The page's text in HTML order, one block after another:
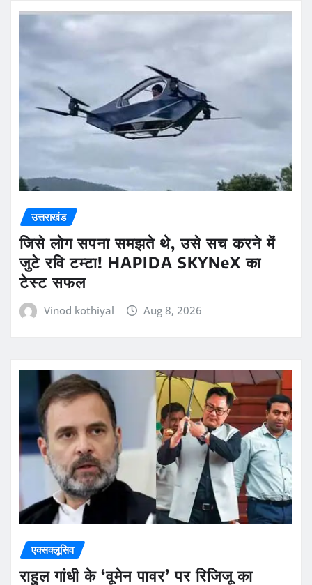
उत्तराखंड
जिसे लोग सपना समझते थे, उसे सच करने में
जुटे रवि टम्टा! HAPIDA SKYNeX का
टेस्ट सफल
Vinod kothiyal Aug 8, 2026
एक्सक्लूसिव
राहुल गांधी के ‘वूमेन पावर’ पर रिजिजू का